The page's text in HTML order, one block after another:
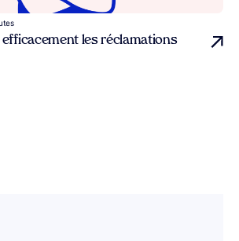
les réclamations